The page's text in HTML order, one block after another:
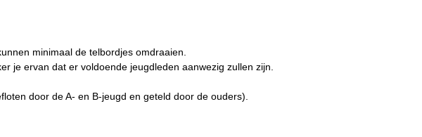
minimaal de telbordjes omdraaien.
je ervan dat er voldoende jeugdleden aanwezig zullen zijn.
door de A- en B-jeugd en geteld door de ouders).